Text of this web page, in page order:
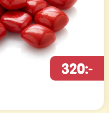
320:-